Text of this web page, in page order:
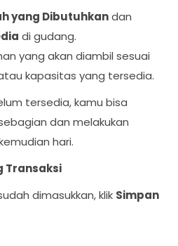
yang Dibutuhkandan
di gudang.
yang akan diambil sesuai
kapasitas yang tersedia.
tersedia, kamu bisa
dan melakukan
hari.
Transaksi
dimasukkan, klik Simpan